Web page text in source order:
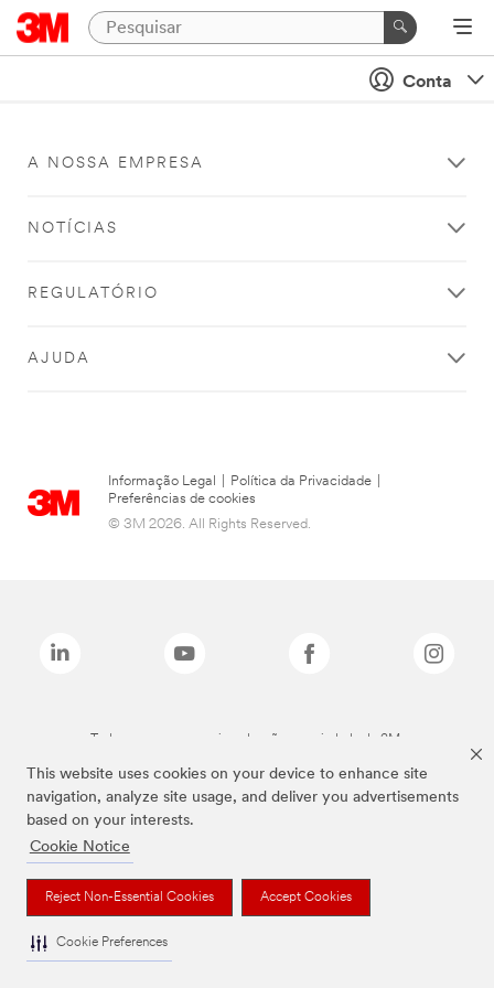
This website uses cookies on your device to enhance site
navigation, analyze site usage, and deliver you advertisements
based on your interests.
Cookie Notice
Reject Non-Essential Cookies Accept Cookies
Cookie Preferences
Conta
A NOSSA EMPRESA
NOTÍCIAS
REGULATÓRIO
AJUDA
Informação Legal Política da Privacidade
Preferências de cookies
© 3M 2026. All Rights Reserved.
Todas as marcas mencionadas são propriedade da 3M.